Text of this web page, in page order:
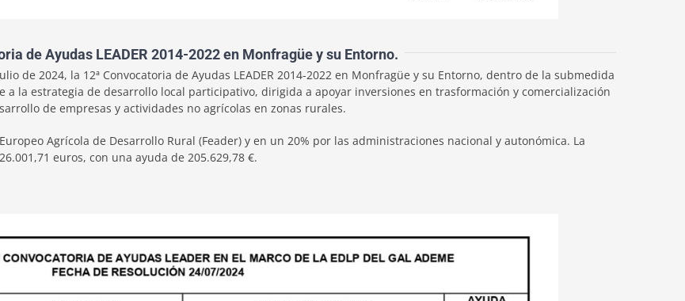
de Ayudas LEADER 2014-2022 en Monfragüe y su Entorno.
de 2024, la 12ª Convocatoria de Ayudas LEADER 2014-2022 en Monfragüe y su Entorno, dentro de la submedida
a la estrategia de desarrollo local participativo, dirigida a apoyar inversiones en trasformación y comercialización
de empresas y actividades no agrícolas en zonas rurales.
Agrícola de Desarrollo Rural (Feader) y en un 20% por las administraciones nacional y autonómica. La
euros, con una ayuda de 205.629,78 €.